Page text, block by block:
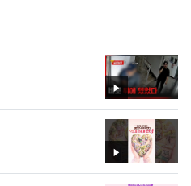
영
상
영
상